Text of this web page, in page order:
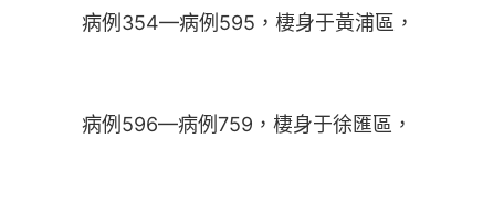
病例354—病例595，棲身于黃浦區，
病例596—病例759，棲身于徐匯區，